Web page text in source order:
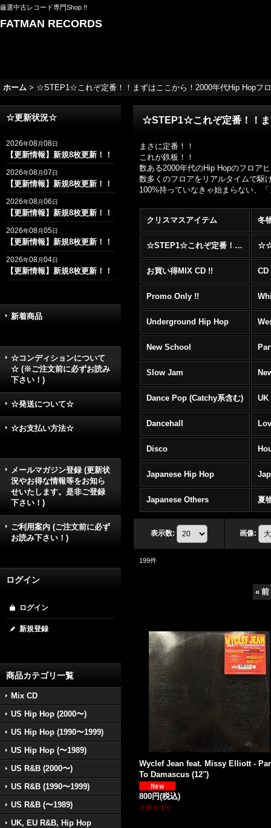
厳選中古レコード専門Shop !!
FATMAN RECORDS
ホーム > ☆STEP1☆これぞ定番！！まずはここから！2000年代Hip Hopフ
☆更新状況☆
2026年08月08日
【更新情報】新規8枚更新！！
2026年08月07日
【更新情報】新規8枚更新！！
2026年08月06日
【更新情報】新規8枚更新！！
2026年08月05日
【更新情報】新規8枚更新！！
2026年08月04日
【更新情報】新規8枚更新！！
新着商品
☆コンディションについて
☆ (※ご注文前に必ずお読み
下さい！)
☆発送について☆
☆お支払い方法☆
メールマガジン登録 (更新状
況やお得な情報等をお知ら
せいたします。是非ご登録
下さい！)
ご利用案内 (ご注文前に必ず
お読み下さい！)
ログイン
ログイン
新規登録
商品カテゴリ一覧
Mix CD
US Hip Hop (2000〜)
US Hip Hop (1990〜1999)
US Hip Hop (〜1989)
US R&B (2000〜)
US R&B (1990〜1999)
US R&B (〜1989)
UK, EU R&B, Hip Hop
☆STEP1☆これぞ定番！！ま
まさに定番！！
これが鉄板！！
数ある2000年代のHip Hopのフロア
数多くのフロアをリアルタイムで駆
100%持っていなきゃ始まらない、
クリスマスアイテム 冬
☆STEP1☆これぞ定番！！まずはここから！2000年代R&BフロアヒットBest 100 !!!
お買い得MIX CD !!
Promo Only !!
Underground Hip Hop
New School
Slow Jam
Dance Pop (Catchy系含む) UK
Dancehall
Disco
Japanese Hip Hop
Japanese Others 夏
表示数: 画像:
199件
« 前
Wyclef Jean feat. Missy Elliott -
To Damascus (12'')
800円(税込)
在庫わずか